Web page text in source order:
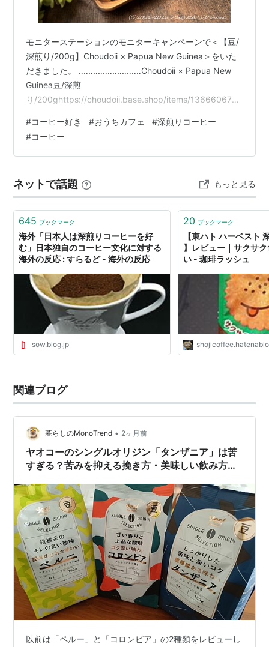
モニターステーションのモニターキャンペーンで＜【豆/
深煎り/200g】Choudoii × Papua New Guinea＞をいた
だきました。 ‥‥‥‥‥‥‥‥‥‥‥‥‥Choudoii × Papua New
Guinea豆/深煎
り/200ghttps://choudoii.base.shop/items/136660678‥
上げた、コクと香ばしさを味わえるコーヒーです。封を
開けるとコーヒーの香ばしいいい香りがふわっと広がり
ました。中からはツヤツヤに輝いたコーヒー豆がたっぷ
っと…
#コーヒー好き #おうちカフェ #深煎りコーヒー
#コーヒー
ネットで話題 もっと見る
645 ブックマーク
海外「日本人は深煎りコーヒーを好
む」日本独自のコーヒー文化に対する
海外の反応 : すらるど - 海外の反応
sow.blog.jp
20 ブックマーク
【東ハト ハーベスト
】レビュー｜サクサ
い - 珈琲ラッシュ
関連ブログ
暮らしのMonoTrend • 2ヶ月前
ヤオコーのシングルオリジン「タンザニア」は苦
すぎる？苦みを抑える挽き方・美味しい飲み方を
以前は「ペルー」と「コロンビア」の2種類をレビューし